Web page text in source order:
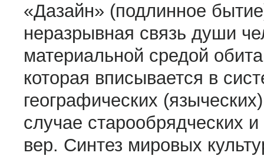
«Дазайн» (подлинное
неразрывная связь души
материальной средой
которая вписывается в
географических
случае старообрядческих
вер. Синтез мировых